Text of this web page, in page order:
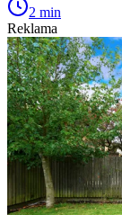
2 min
Reklama